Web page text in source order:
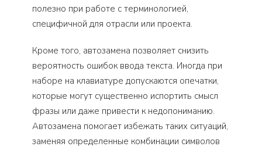
полезно при работе с терминологией,
специфичной для отрасли или проекта.
Кроме того, автозамена позволяет снизить
вероятность ошибок ввода текста. Иногда при
наборе на клавиатуре допускаются опечатки,
которые могут существенно испортить смысл
фразы или даже привести к недопониманию.
Автозамена помогает избежать таких ситуаций,
заменяя определенные комбинации символов